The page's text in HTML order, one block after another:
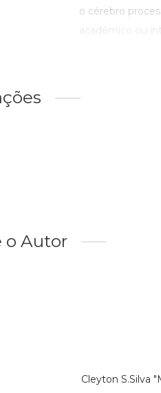
o cérebro
acadêmico ou
o Autor
Cleyton S.Silva